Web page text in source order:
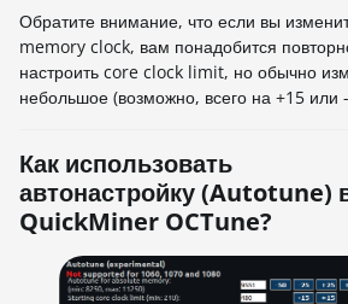
Обратите внимание, что если вы
memory clock, вам понадобится
настроить core clock limit, но обычно
небольшое (возможно, всего на +15 или
Как использовать
автонастройку (Autotune)
QuickMiner OCTune?